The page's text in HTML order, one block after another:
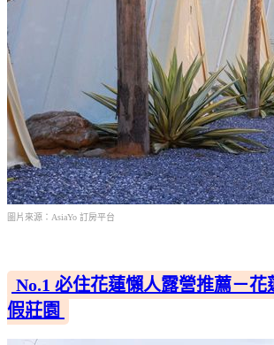
圖片來源：AsiaYo 訂房平台
No.1 必住花蓮懶人露營推薦－花
假莊園